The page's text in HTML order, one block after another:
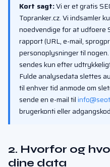
Kort sagt:Vi er et gratis
Topranker.cz. Vi indsamler
noedvendige for at udfoere
rapport (URL, e-mail,
personoplysninger til
sendes kun efter
Fulde analysedata slettes
til enhver tid anmode om
sende en e-mail til
brugerkonti eller
2. Hvorfor og
dine data